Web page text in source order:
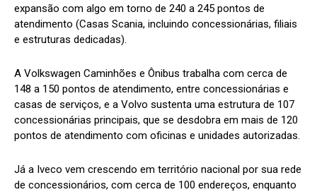
expansão com algo em torno de 240 a 245 pontos de
atendimento (Casas Scania, incluindo concessionárias, filiais
e estruturas dedicadas).
A Volkswagen Caminhões e Ônibus trabalha com cerca de
148 a 150 pontos de atendimento, entre concessionárias e
casas de serviços, e a Volvo sustenta uma estrutura de 107
concessionárias principais, que se desdobra em mais de 120
pontos de atendimento com oficinas e unidades autorizadas.
Já a Iveco vem crescendo em território nacional por sua rede
de concessionários, com cerca de 100 endereços, enquanto